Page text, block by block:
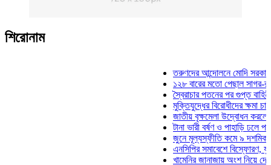
শিরোনাম
তরুণদের আন্দোলনে মোদি সরকার দুর্বল
১২৮ বারের মতো পেছাল সাগর-রুনি
স্বৈরাচার পতনের পর গুপ্ত বাহিনীর
মুক্তিযুদ্ধের বিরোধীদের ক্ষমা চাইতে
জাতীয় বৃক্ষমেলা উদ্বোধন করলেন
টানা ভারী বর্ষণ ও পাহাড়ি ঢলে পানিবন্দি
জুনে মূল্যস্ফীতি কমে ৯ দশমিক ১৬
এনসিপির সমাবেশে বিস্ফোরণ,
খামেনির জানাজায় অংশ নিয়ে দেশে